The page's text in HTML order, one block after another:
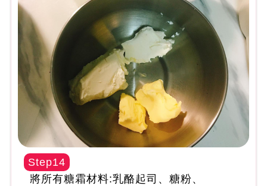
Step14
將所有糖霜材料:乳酪起司、糖粉、